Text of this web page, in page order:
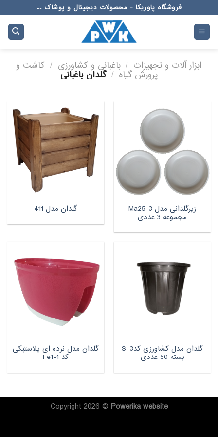
to
content
فروشگاه پاوریکا - محصولات دیجیتال و پوشاک ...
ابزار آلات و تجهیزات / باغبانی و کشاورزی / کاشت و
پرورش گیاه / گلدان باغبانی
زیرگلدانی مدل Ma25-3
مجموعه 3 عددی
گلدان مدل 411
گلدان مدل کشاورزی کدS_3
بسته 50 عددی
گلدان مدل نرده ای پلاستیکی
کد Fe1-1
Copyright 2026 © Powerikawebsite